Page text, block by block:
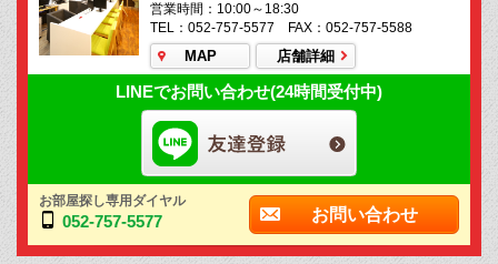
営業時間：10:00～18:30
TEL：052-757-5577 FAX：052-757-5588
MAP 店舗詳細
LINEでお問い合わせ(24時間受付中)
お部屋探し専用ダイヤル
052-757-5577 お問い合わせ